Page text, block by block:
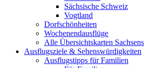
Sächsische Schweiz
Vogtland
Dorfschönheiten
Wochenendausflüge
Alle Übersichtskarten Sachsens
Ausflugsziele & Sehenswürdigkeiten
Ausflugstipps für Familien